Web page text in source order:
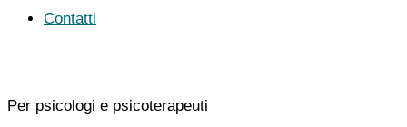
Contatti
Per psicologi e psicoterapeuti